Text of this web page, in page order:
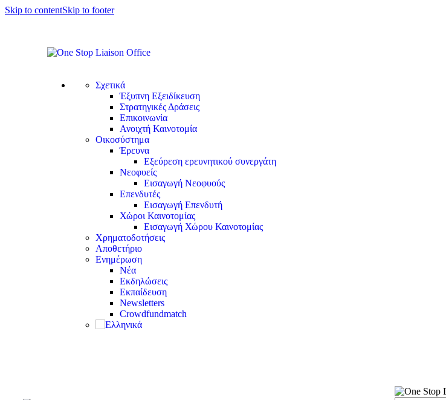
Skip to contentSkip to footer
Σχετικά
Έξυπνη Εξειδίκευση
Στρατηγικές Δράσεις
Επικοινωνία
Ανοιχτή Καινοτομία
Οικοσύστημα
Έρευνα
Εξεύρεση ερευνητικού συνεργάτη
Νεοφυείς
Εισαγωγή Νεοφυούς
Επενδυτές
Εισαγωγή Επενδυτή
Χώροι Καινοτομίας
Εισαγωγή Χώρου Καινοτομίας
Χρηματοδοτήσεις
Αποθετήριο
Ενημέρωση
Νέα
Εκδηλώσεις
Εκπαίδευση
Newsletters
Crowdfundmatch